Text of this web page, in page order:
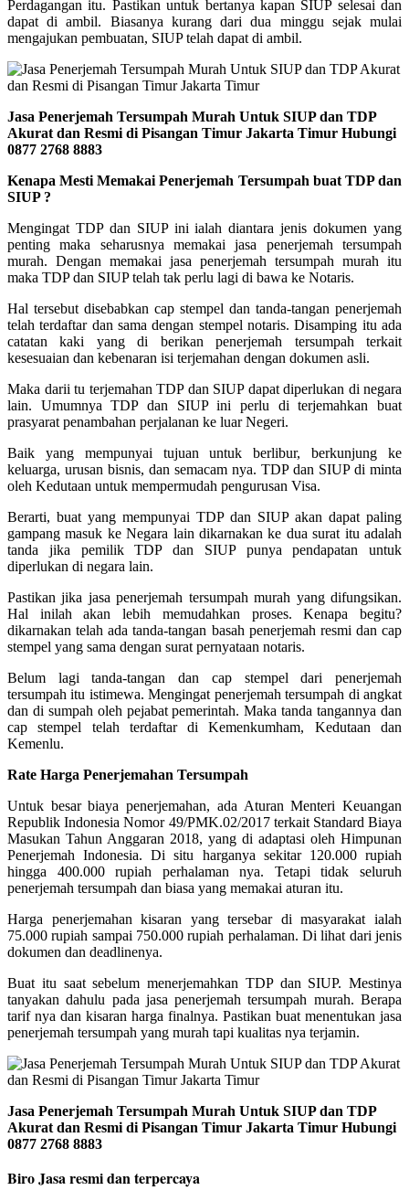
Perdagangan itu. Pastikan untuk bertanya kapan SIUP selesai dan
dapat di ambil. Biasanya kurang dari dua minggu sejak mulai
mengajukan pembuatan, SIUP telah dapat di ambil.
Jasa Penerjemah Tersumpah Murah Untuk SIUP dan TDP
Akurat dan Resmi di Pisangan Timur Jakarta Timur Hubungi
0877 2768 8883
Kenapa Mesti Memakai Penerjemah Tersumpah buat TDP dan
SIUP ?
Mengingat TDP dan SIUP ini ialah diantara jenis dokumen yang
penting maka seharusnya memakai jasa penerjemah tersumpah
murah. Dengan memakai jasa penerjemah tersumpah murah itu
maka TDP dan SIUP telah tak perlu lagi di bawa ke Notaris.
Hal tersebut disebabkan cap stempel dan tanda-tangan penerjemah
telah terdaftar dan sama dengan stempel notaris. Disamping itu ada
catatan kaki yang di berikan penerjemah tersumpah terkait
kesesuaian dan kebenaran isi terjemahan dengan dokumen asli.
Maka darii tu terjemahan TDP dan SIUP dapat diperlukan di negara
lain. Umumnya TDP dan SIUP ini perlu di terjemahkan buat
prasyarat penambahan perjalanan ke luar Negeri.
Baik yang mempunyai tujuan untuk berlibur, berkunjung ke
keluarga, urusan bisnis, dan semacam nya. TDP dan SIUP di minta
oleh Kedutaan untuk mempermudah pengurusan Visa.
Berarti, buat yang mempunyai TDP dan SIUP akan dapat paling
gampang masuk ke Negara lain dikarnakan ke dua surat itu adalah
tanda jika pemilik TDP dan SIUP punya pendapatan untuk
diperlukan di negara lain.
Pastikan jika jasa penerjemah tersumpah murah yang difungsikan.
Hal inilah akan lebih memudahkan proses. Kenapa begitu?
dikarnakan telah ada tanda-tangan basah penerjemah resmi dan cap
stempel yang sama dengan surat pernyataan notaris.
Belum lagi tanda-tangan dan cap stempel dari penerjemah
tersumpah itu istimewa. Mengingat penerjemah tersumpah di angkat
dan di sumpah oleh pejabat pemerintah. Maka tanda tangannya dan
cap stempel telah terdaftar di Kemenkumham, Kedutaan dan
Kemenlu.
Rate Harga Penerjemahan Tersumpah
Untuk besar biaya penerjemahan, ada Aturan Menteri Keuangan
Republik Indonesia Nomor 49/PMK.02/2017 terkait Standard Biaya
Masukan Tahun Anggaran 2018, yang di adaptasi oleh Himpunan
Penerjemah Indonesia. Di situ harganya sekitar 120.000 rupiah
hingga 400.000 rupiah perhalaman nya. Tetapi tidak seluruh
penerjemah tersumpah dan biasa yang memakai aturan itu.
Harga penerjemahan kisaran yang tersebar di masyarakat ialah
75.000 rupiah sampai 750.000 rupiah perhalaman. Di lihat dari jenis
dokumen dan deadlinenya.
Buat itu saat sebelum menerjemahkan TDP dan SIUP. Mestinya
tanyakan dahulu pada jasa penerjemah tersumpah murah. Berapa
tarif nya dan kisaran harga finalnya. Pastikan buat menentukan jasa
penerjemah tersumpah yang murah tapi kualitas nya terjamin.
Jasa Penerjemah Tersumpah Murah Untuk SIUP dan TDP
Akurat dan Resmi di Pisangan Timur Jakarta Timur Hubungi
0877 2768 8883
Biro Jasa resmi dan terpercaya